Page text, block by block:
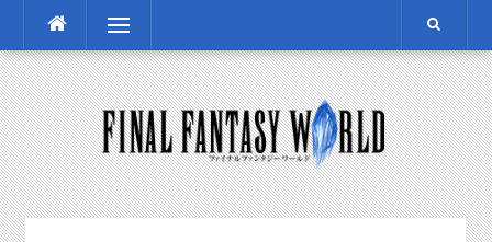
content
Menu